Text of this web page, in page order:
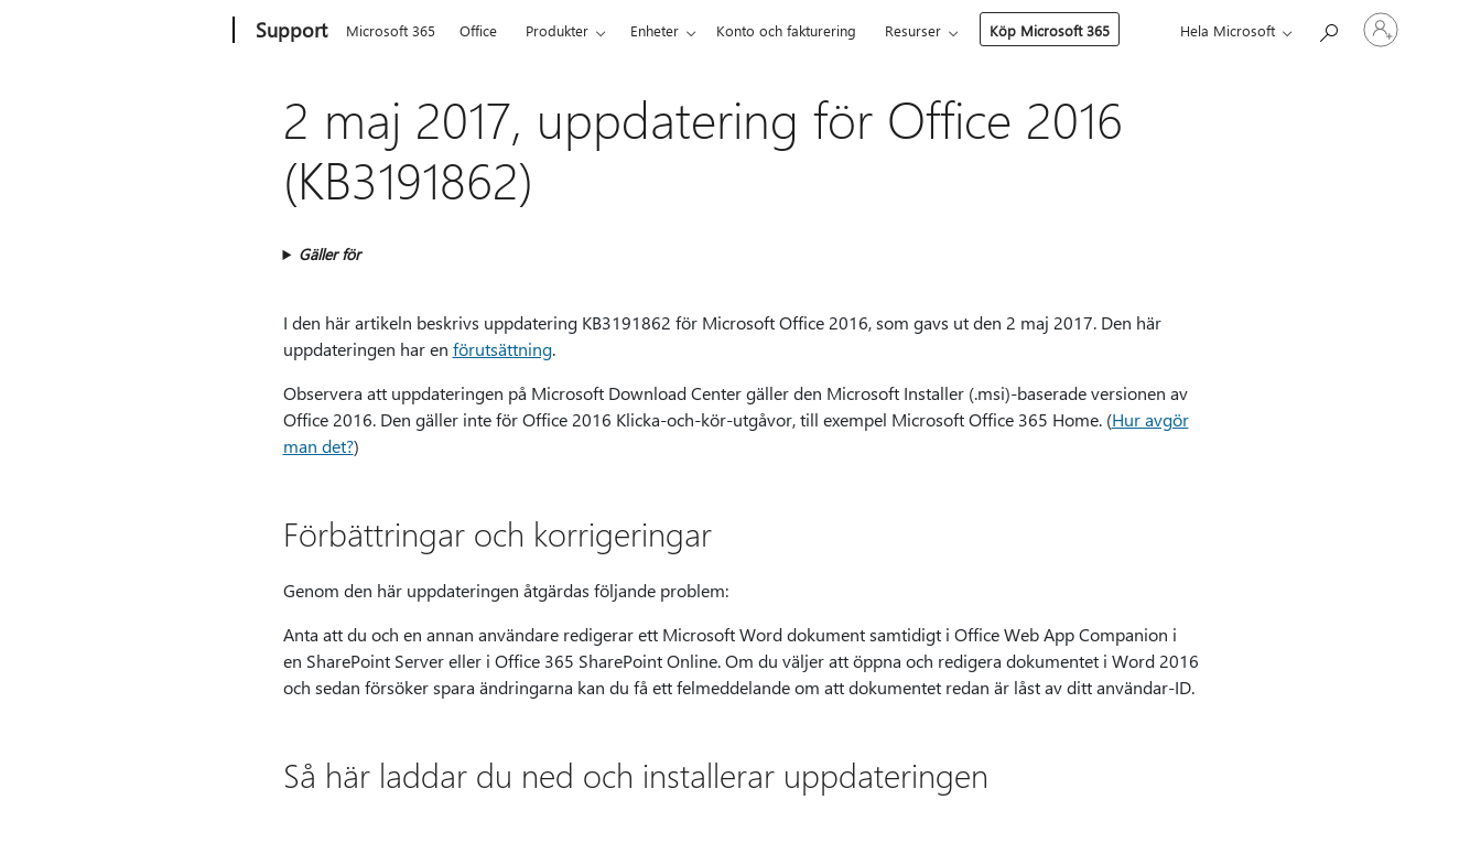
Support Microsoft 365 Office Produkter Enheter Konto och fakturering Resurser Köp Microsoft 365 Hela Microsoft
Logga
in
2 maj 2017, uppdatering för Office 2016
(KB3191862)
Gäller för
I den här artikeln beskrivs uppdatering KB3191862 för Microsoft Office 2016, som gavs ut den 2 maj 2017. Den här
uppdateringen har en förutsättning.
Observera att uppdateringen på Microsoft Download Center gäller den Microsoft Installer (.msi)-baserade versionen av
Office 2016. Den gäller inte för Office 2016 Klicka-och-kör-utgåvor, till exempel Microsoft Office 365 Home. (Hur avgör
man det?)
Förbättringar och korrigeringar
Genom den här uppdateringen åtgärdas följande problem:
Anta att du och en annan användare redigerar ett Microsoft Word dokument samtidigt i Office Web App Companion i
en SharePoint Server eller i Office 365 SharePoint Online. Om du väljer att öppna och redigera dokumentet i Word 2016
och sedan försöker spara ändringarna kan du få ett felmeddelande om att dokumentet redan är låst av ditt användar-ID.
Så här laddar du ned och installerar uppdateringen